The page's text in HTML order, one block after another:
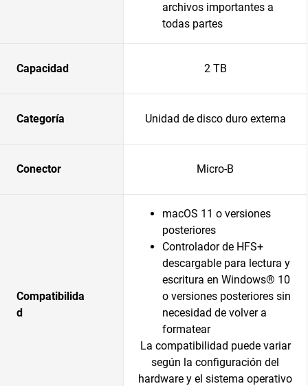
archivos importantes a
todas partes
Capacidad 2 TB
Categoría Unidad de disco duro externa
Conector Micro-B
Compatibilida
d
macOS 11 o versiones
posteriores
Controlador de HFS+
descargable para lectura y
escritura en Windows® 10
o versiones posteriores sin
necesidad de volver a
formatear
La compatibilidad puede variar
según la configuración del
hardware y el sistema operativo